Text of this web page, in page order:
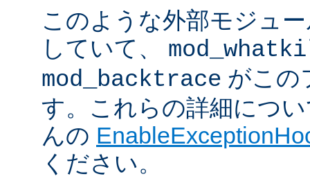
このような外部モジュ
していて、
mod_backtrace がこの
す。これらの詳細につ
んの
ください。